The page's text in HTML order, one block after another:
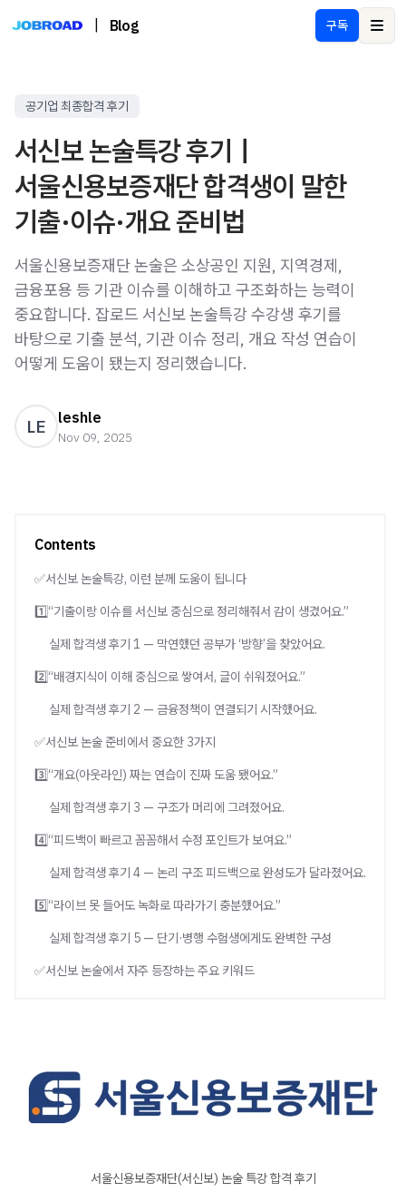
Blog 구독
공기업 최종합격 후기
서신보 논술특강 후기｜
서울신용보증재단 합격생이 말한
기출·이슈·개요 준비법
서울신용보증재단 논술은 소상공인 지원, 지역경제,
금융포용 등 기관 이슈를 이해하고 구조화하는 능력이
중요합니다. 잡로드 서신보 논술특강 수강생 후기를
바탕으로 기출 분석, 기관 이슈 정리, 개요 작성 연습이
어떻게 도움이 됐는지 정리했습니다.
LE leshle
Nov 09, 2025
Contents
✅서신보 논술특강, 이런 분께 도움이 됩니다
1️⃣“기출이랑 이슈를 서신보 중심으로 정리해줘서 감이 생겼어요.”
실제 합격생 후기 1 — 막연했던 공부가 ‘방향’을 찾았어요.
2️⃣“배경지식이 이해 중심으로 쌓여서, 글이 쉬워졌어요.”
실제 합격생 후기 2 — 금융정책이 연결되기 시작했어요.
✅서신보 논술 준비에서 중요한 3가지
3️⃣“개요(아웃라인) 짜는 연습이 진짜 도움 됐어요.”
실제 합격생 후기 3 — 구조가 머리에 그려졌어요.
4️⃣“피드백이 빠르고 꼼꼼해서 수정 포인트가 보여요.”
실제 합격생 후기 4 — 논리 구조 피드백으로 완성도가 달라졌어요.
5️⃣“라이브 못 들어도 녹화로 따라가기 충분했어요.”
실제 합격생 후기 5 — 단기·병행 수험생에게도 완벽한 구성
✅서신보 논술에서 자주 등장하는 주요 키워드
서울신용보증재단(서신보) 논술 특강 합격 후기